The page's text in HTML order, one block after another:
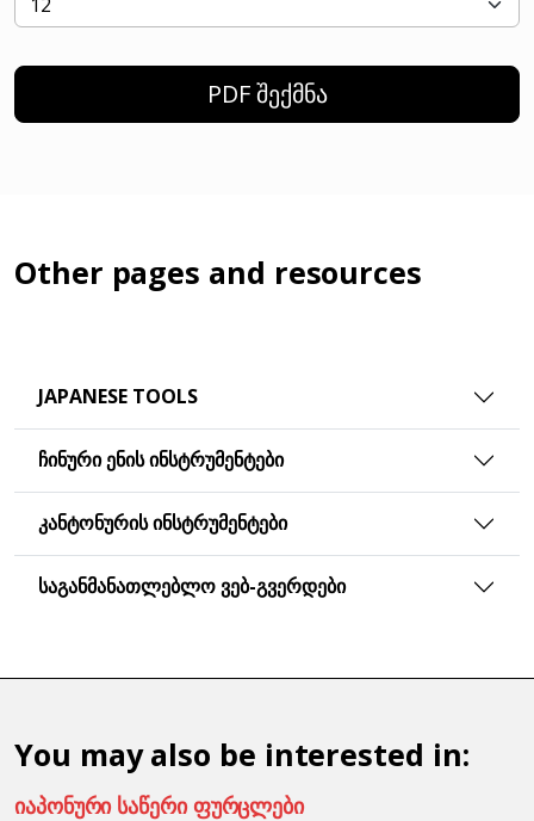
PDF შექმნა
Other pages and resources
JAPANESE TOOLS
ᲩᲘᲜᲣᲠᲘ ᲔᲜᲘᲡ ᲘᲜᲡᲢᲠᲣᲛᲔᲜᲢᲔᲑᲘ
ᲙᲐᲜᲢᲝᲜᲣᲠᲘᲡ ᲘᲜᲡᲢᲠᲣᲛᲔᲜᲢᲔᲑᲘ
ᲡᲐᲒᲐᲜᲛᲐᲜᲐᲗᲚᲔᲑᲚᲝ ᲕᲔᲑ-ᲒᲕᲔᲠᲓᲔᲑᲘ
You may also be interested in:
იაპონური საწერი ფურცლები